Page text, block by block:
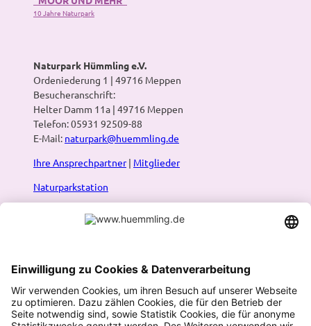
10 Jahre Naturpark
Naturpark Hümmling e.V.
Ordeniederung 1 | 49716 Meppen
Besucheranschrift:
Helter Damm 11a | 49716 Meppen
Telefon: 05931 92509-88
E-Mail: naturpark@huemmling.de
Ihre Ansprechpartner| Mitglieder
Naturparkstation
Wandern